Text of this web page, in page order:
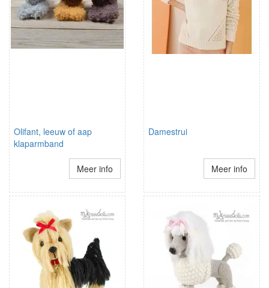
Olifant, leeuw of aap
klaparmband
Meer info
Damestrui
Meer info